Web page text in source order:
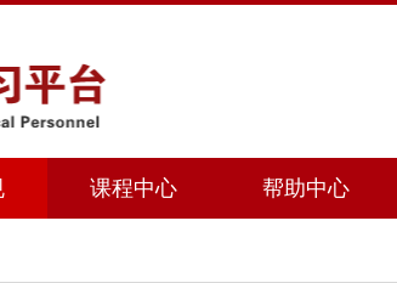
课程中心 帮助中心